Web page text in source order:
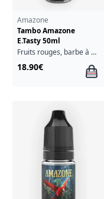
Amazone
Tambo Amazone
E.Tasty 50ml
Fruits rouges, barbe à papa, framboise bleue, grenade, fraîcheur
18.90€